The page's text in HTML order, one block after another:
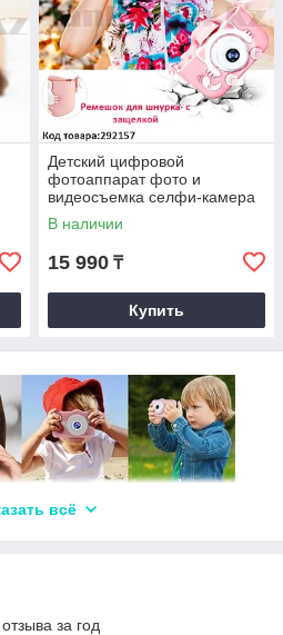
Детский цифровой
фотоаппарат фото и
видеосъемка селфи-камера
чехол встроенные игры 600
mAh Кошечка розовый(X3)
В наличии
15 990 ₸
Купить
всё
за год